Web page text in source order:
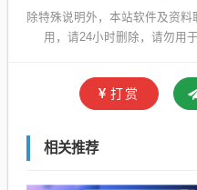
除特殊说明外，本站软件及资
用，请24小时删除，请勿用
打赏
相关推荐